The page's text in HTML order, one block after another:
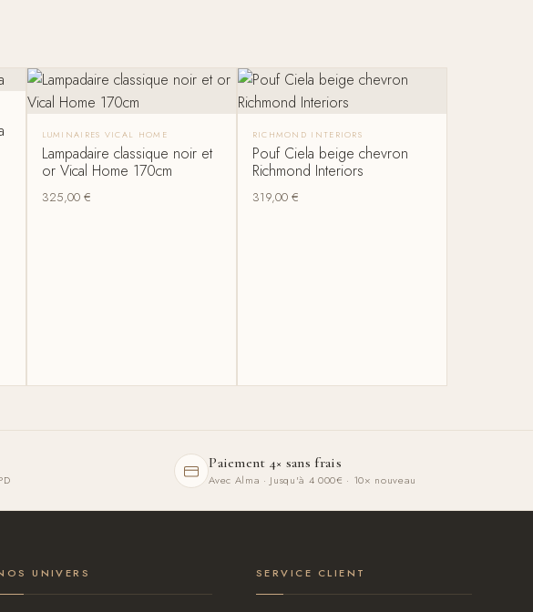
LUMINAIRES VICAL HOME
Lampadaire classique noir et
or Vical Home 170cm
325,00 €
RICHMOND INTERIORS
Pouf Ciela beige chevron
Richmond Interiors
319,00 €
Paiement 4× sans frais
Avec Alma · Jusqu'à 4 000€ · 10× nouveau
UNIVERS SERVICE CLIENT